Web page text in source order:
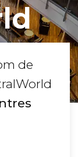
de